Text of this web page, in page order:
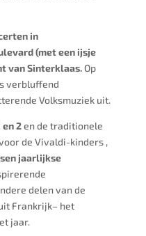
in
(met een ijsje
van Sinterklaas.Op
verbluffend
Volksmuziek uit.
2en de traditionele
de Vivaldi-kinders ,
jaarlijkse
delen van de
Frankrijk– het
jaar.